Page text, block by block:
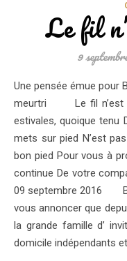
Le fil
9
Une pensée émue pour Berthe Chantal et son pays d’adoption
meurtri Le fil n’est
estivales, quoique tenu
mets sur pied N’est
bon pied Pour vous à
continue De votre
09 septembre 2016
vous annoncer que
la grande famille d’
domicile indépendants